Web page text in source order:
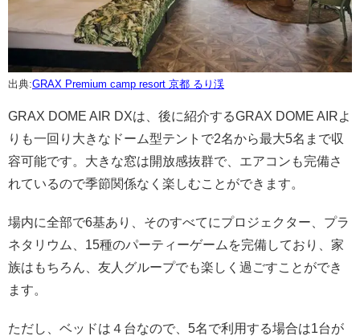
出典:GRAX Premium camp resort 京都 るり渓
GRAX DOME AIR DXは、後に紹介するGRAX DOME AIRよ
りも一回り大きなドーム型テントで2名から最大5名まで収
容可能です。大きな窓は開放感抜群で、エアコンも完備さ
れているので季節関係なく楽しむことができます。
場内に全部で6基あり、そのすべてにプロジェクター、プラ
ネタリウム、15種のパーティーゲームを完備しており、家
族はもちろん、友人グループでも楽しく過ごすことができ
ます。
ただし、ベッドは４台なので、5名で利用する場合は1台が